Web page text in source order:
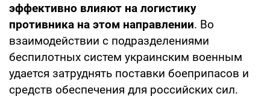
эффективно влияют на логистику
противника на этом направлении. Во
взаимодействии с подразделениями
беспилотных систем украинским военным
удается затруднять поставки боеприпасов и
средств обеспечения для российских сил.